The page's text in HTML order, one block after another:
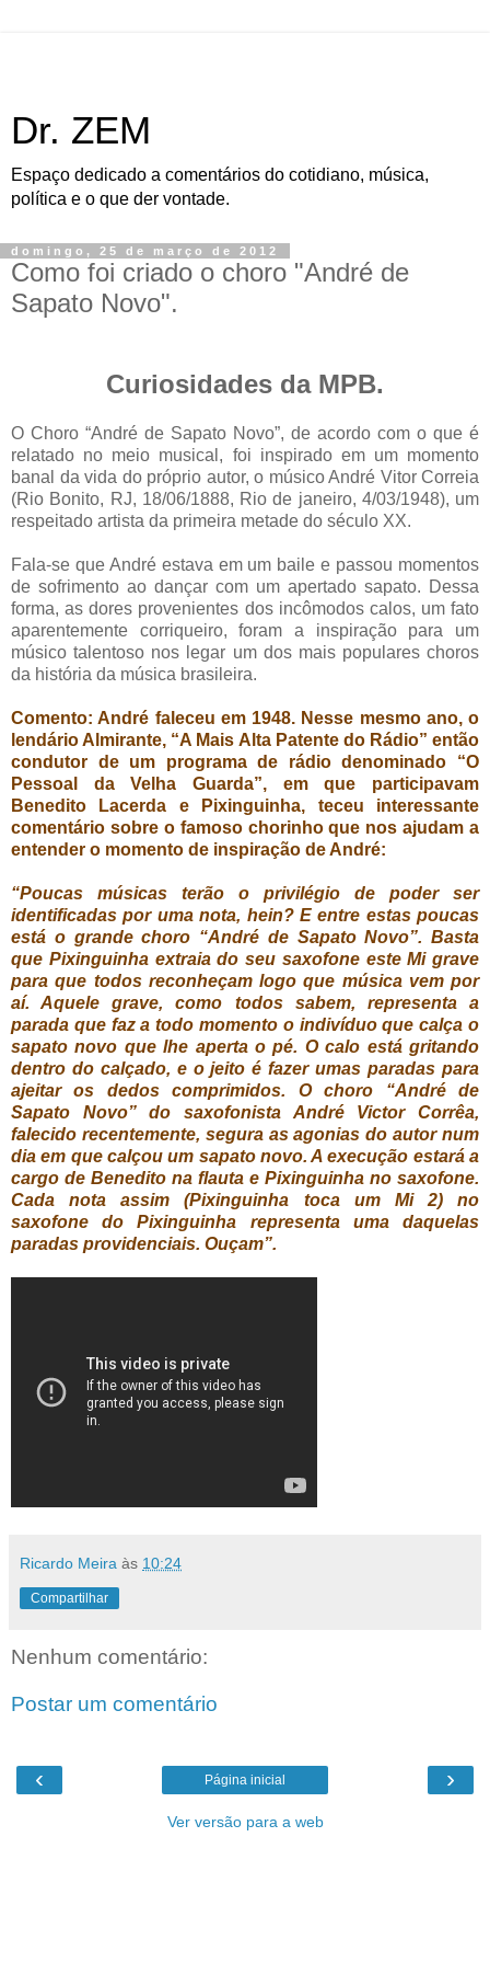
Dr. ZEM
Espaço dedicado a comentários do cotidiano, música,
política e o que der vontade.
domingo, 25 de março de 2012
Como foi criado o choro "André de
Sapato Novo".
Curiosidades da MPB.
O Choro “André de Sapato Novo”, de acordo com o que é
relatado no meio musical, foi inspirado em um momento
banal da vida do próprio autor, o músico André Vitor Correia
(Rio Bonito, RJ, 18/06/1888, Rio de janeiro, 4/03/1948), um
respeitado artista da primeira metade do século XX.
Fala-se que André estava em um baile e passou momentos
de sofrimento ao dançar com um apertado sapato. Dessa
forma, as dores provenientes dos incômodos calos, um fato
aparentemente corriqueiro, foram a inspiração para um
músico talentoso nos legar um dos mais populares choros
da história da música brasileira.
Comento: André faleceu em 1948. Nesse mesmo ano, o
lendário Almirante, “A Mais Alta Patente do Rádio” então
condutor de um programa de rádio denominado “O
Pessoal da Velha Guarda”, em que participavam
Benedito Lacerda e Pixinguinha, teceu interessante
comentário sobre o famoso chorinho que nos ajudam a
entender o momento de inspiração de André:
“Poucas músicas terão o privilégio de poder ser
identificadas por uma nota, hein? E entre estas poucas
está o grande choro “André de Sapato Novo”. Basta
que Pixinguinha extraia do seu saxofone este Mi grave
para que todos reconheçam logo que música vem por
aí. Aquele grave, como todos sabem, representa a
parada que faz a todo momento o indivíduo que calça o
sapato novo que lhe aperta o pé. O calo está gritando
dentro do calçado, e o jeito é fazer umas paradas para
ajeitar os dedos comprimidos. O choro “André de
Sapato Novo” do saxofonista André Victor Corrêa,
falecido recentemente, segura as agonias do autor num
dia em que calçou um sapato novo. A execução estará a
cargo de Benedito na flauta e Pixinguinha no saxofone.
Cada nota assim (Pixinguinha toca um Mi 2) no
saxofone do Pixinguinha representa uma daquelas
paradas providenciais. Ouçam”.
Ricardo Meira às 10:24
Compartilhar
Nenhum comentário:
Postar um comentário
‹ ›
Página inicial
Ver versão para a web